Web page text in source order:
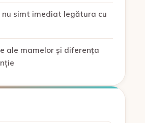
nu simt imediat legătura cu
ale mamelor și diferența